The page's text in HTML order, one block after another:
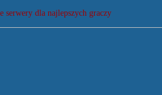
serwery dla najlepszych graczy